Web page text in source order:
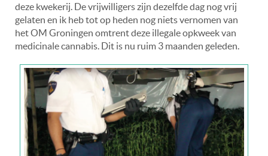
deze kwekerij. De vrijwilligers zijn dezelfde dag nog vrij
gelaten en ik heb tot op heden nog niets vernomen van
het OM Groningen omtrent deze illegale opkweek van
medicinale cannabis. Dit is nu ruim 3 maanden geleden.